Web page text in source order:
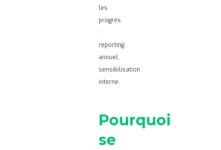
les
progrès
:
reporting
annuel,
sensibilisation
interne.
Pourquoi
se